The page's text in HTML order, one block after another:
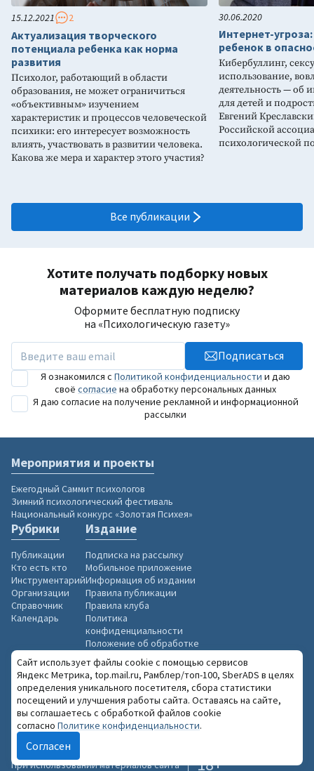
15.12.2021 2
Актуализация творческого
потенциала ребенка как норма
развития
Психолог, работающий в области
образования, не может ограничиться
«объективным» изучением
характеристик и процессов человеческой
психики: его интересует возможность
влиять, участвовать в развитии человека.
Какова же мера и характер этого участия?
30.06.2020
Интернет-
ребенок в
Кибербуллинг,
использование,
деятельность — об
для детей и
Евгений
Российской
психологической
Все публикации
Хотите получать подборку новых
материалов каждую неделю?
Оформите бесплатную подписку
на «Психологическую газету»
Подписаться
Я ознакомился с Политикой конфиденциальности и даю
своё согласие на обработку персональных данных
Я даю согласие на получение рекламной и информационной
рассылки
Мероприятия и проекты
Ежегодный Саммит психологов
Зимний психологический фестиваль
Национальный конкурс «Золотая Психея»
Рубрики
Публикации
Кто есть кто
Инструментарий
Организации
Справочник
Календарь
Издание
Подписка на рассылку
Мобильное приложение
Информация об издании
Правила публикации
Правила клуба
Политика
конфиденциальности
Положение об обработке
персональных данных
«Психологическая газета»
в социальных сетях
2004–2026 «Психологическая газета»
При использовании материалов сайта
18+
Сайт использует файлы cookie с помощью сервисов
Яндекс Метрика, top.mail.ru, Рамблер/топ-100, SberADS в целях
определения уникального посетителя, сбора статистики
посещений и улучшения работы сайта. Оставаясь на сайте,
вы соглашаетесь с обработкой файлов cookie
согласно Политике конфиденциальности.
Согласен